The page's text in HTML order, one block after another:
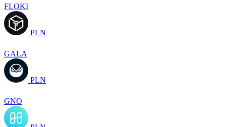
FLOKI
PLN
GALA
PLN
GNO